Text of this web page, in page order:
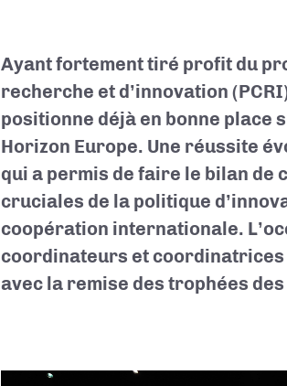
Ayant fortement tiré profit du
recherche et d’innovation
positionne déjà en bonne place
Horizon Europe. Une réussite
qui a permis de faire le bilan de
cruciales de la politique
coopération internationale.
coordinateurs et
avec la remise des trophées